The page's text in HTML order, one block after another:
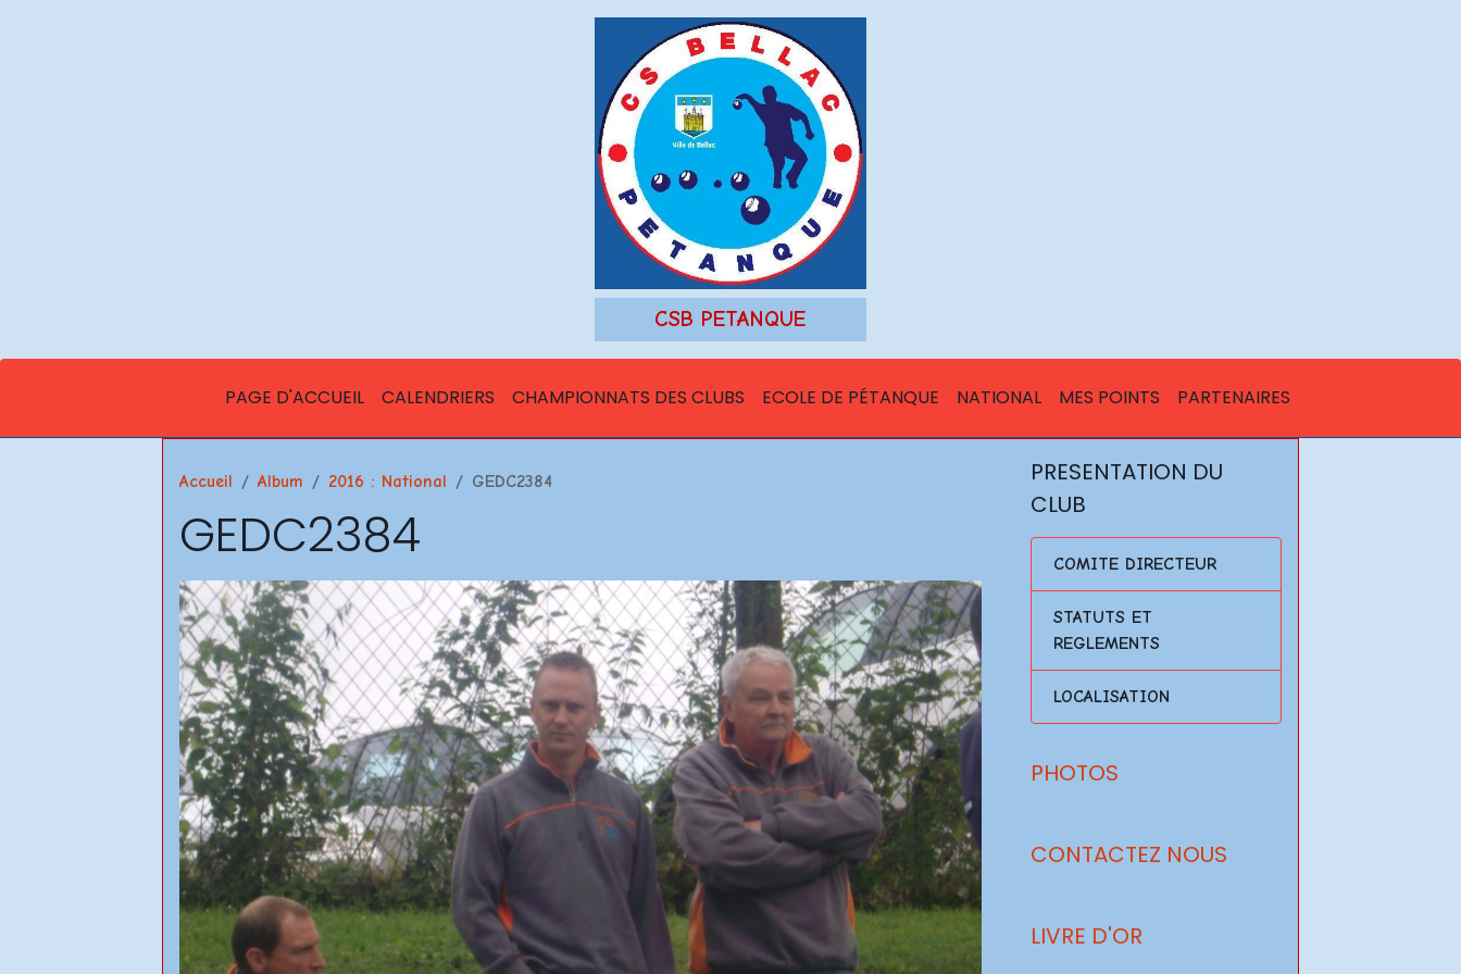
CSB PETANQUE
PAGE D'ACCUEIL CALENDRIERS CHAMPIONNATS DES CLUBS ECOLE DE PÉTANQUE NATIONAL MES POINTS PARTENAIRES
Accueil Album 2016 : National GEDC2384
GEDC2384
PRESENTATION DU
CLUB
COMITE DIRECTEUR
STATUTS ET
REGLEMENTS
LOCALISATION
PHOTOS
CONTACTEZ NOUS
LIVRE D'OR